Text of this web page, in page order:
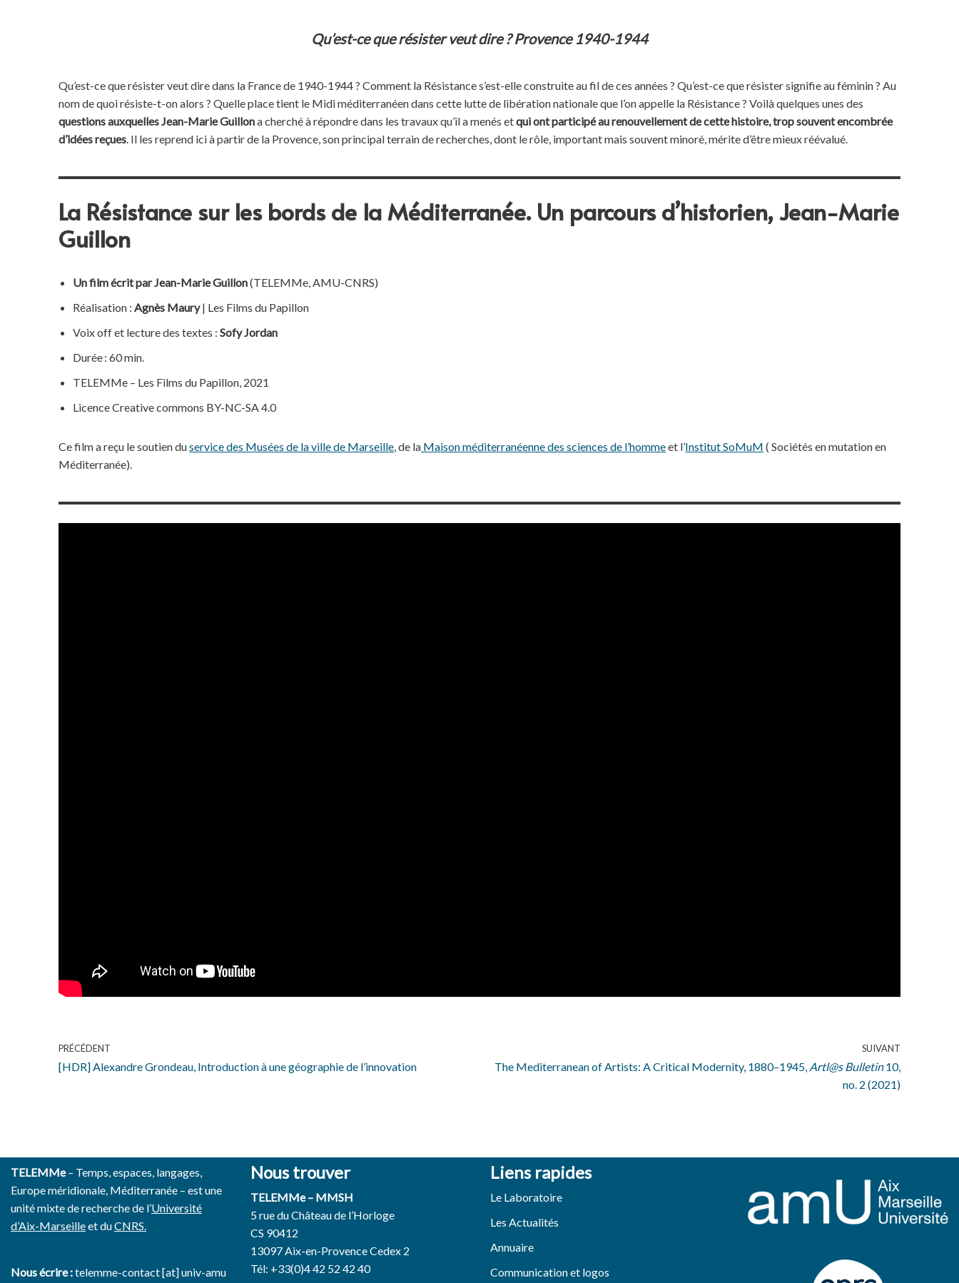
Qu’est-ce que résister veut dire ? Provence 1940-1944
Qu’est-ce que résister veut dire dans la France de 1940-1944 ? Comment la Résistance s’est-elle construite au fil de ces années ? Qu’est-ce que résister signifie au féminin ? Au
nom de quoi résiste-t-on alors ? Quelle place tient le Midi méditerranéen dans cette lutte de libération nationale que l’on appelle la Résistance ? Voilà quelques unes des
questions auxquellesJean-Marie Guillona cherché à répondre dans les travaux qu’il a menés etqui ont participé au renouvellement de cette histoire, trop souvent encombrée
d’idées reçues. Il les reprend ici à partir de la Provence, son principal terrain de recherches, dont le rôle, important mais souvent minoré, mérite d’être mieux réévalué.
La Résistance sur les bords de la Méditerranée. Un parcours d’historien, Jean-Marie
Guillon
Un film écrit par Jean-Marie Guillon(TELEMMe, AMU-CNRS)
Réalisation :Agnès Maury| Les Films du Papillon
Voix off et lecture des textes :Sofy Jordan
Durée : 60 min.
TELEMMe – Les Films du Papillon, 2021
Licence Creative commons BY-NC-SA 4.0
Ce film a reçu le soutien duservice des Musées de la ville de Marseille, de la Maison méditerranéenne des sciences de l’hommeet l’Institut SoMuM ( Sociétés en mutation en
Méditerranée).
PRÉCÉDENT
[HDR] Alexandre Grondeau, Introduction à une géographie de l’innovation
SUIVANT
The Mediterranean of Artists: A Critical Modernity, 1880–1945, Artl@s Bulletin10,
no. 2 (2021)
TELEMMe– Temps, espaces, langages,
Europe méridionale, Méditerranée – est une
unité mixte de recherche de l’Université
d’Aix-Marseilleet duCNRS.
Nous écrire :telemme-contact [at] univ-amu
Nous trouver
TELEMMe – MMSH
5 rue du Château de l’Horloge
CS 90412
13097 Aix-en-Provence Cedex 2
Tél: +33(0)4 42 52 42 40
Liens rapides
Le Laboratoire
Les Actualités
Annuaire
Communication et logos